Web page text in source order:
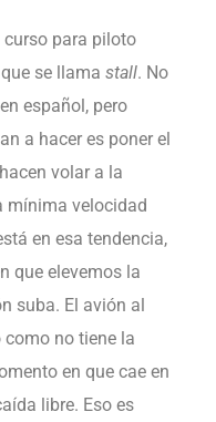
curso para piloto
se llama stall. No
español, pero
a hacer es poner el
volar a la
mínima velocidad
en esa tendencia,
que elevemos la
suba. El avión al
como no tiene la
en que cae en
libre. Eso es